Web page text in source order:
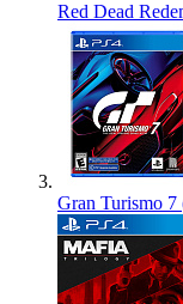
Red Dead
Gran Turismo 7